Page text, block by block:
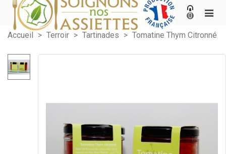
0
Accueil > Terroir > Tartinades > Tomatine Thym Citronné